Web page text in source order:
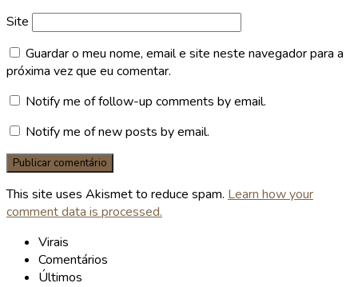
Site
Guardar o meu nome, email e site neste navegador para a
próxima vez que eu comentar.
Notify me of follow-up comments by email.
Notify me of new posts by email.
This site uses Akismet to reduce spam. Learn how your
comment data is processed.
Virais
Comentários
Últimos